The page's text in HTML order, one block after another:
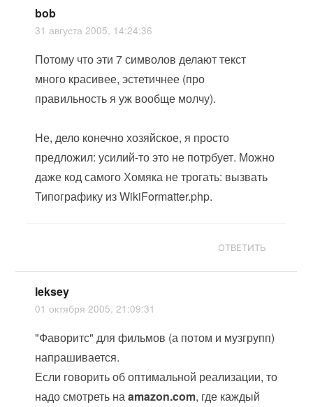
bob
31 августа 2005, 14:24:36
Потому что эти 7 символов делают текст
много красивее, эстетичнее (про
правильность я уж вообще молчу).
Не, дело конечно хозяйское, я просто
предложил: усилий-то это не потрбует. Можно
даже код самого Хомяка не трогать: вызвать
Типографику из WikiFormatter.php.
ОТВЕТИТЬ
leksey
01 октября 2005, 21:09:31
"Фаворитс" для фильмов (а потом и музгрупп)
напрашивается.
Если говорить об оптимальной реализации, то
надо смотреть наamazon.com, где каждый